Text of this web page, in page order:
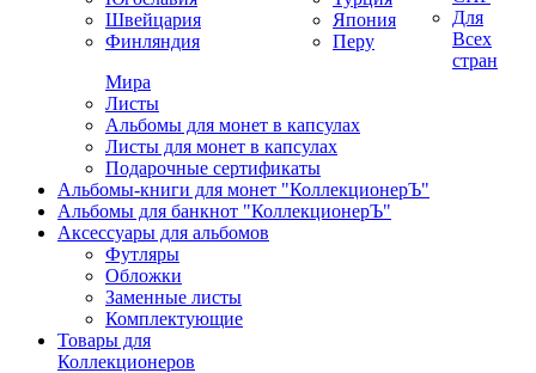
Швейцария
Финляндия
Япония
Перу
Для
Всех
стран
Мира
Листы
Альбомы для монет в капсулах
Листы для монет в капсулах
Подарочные сертификаты
Альбомы-книги для монет "КоллекционерЪ"
Альбомы для банкнот "КоллекционерЪ"
Аксессуары для альбомов
Футляры
Обложки
Заменные листы
Комплектующие
Товары для
Коллекционеров